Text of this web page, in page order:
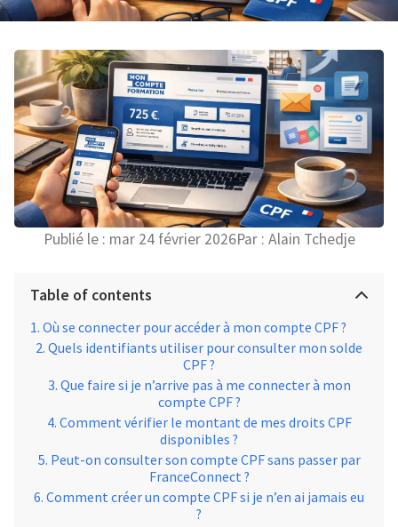
Publié le : mar 24 février 2026Par : Alain Tchedje
Table of contents
Où se connecter pour accéder à mon compte CPF ?
Quels identifiants utiliser pour consulter mon solde
CPF ?
Que faire si je n’arrive pas à me connecter à mon
compte CPF ?
Comment vérifier le montant de mes droits CPF
disponibles ?
Peut-on consulter son compte CPF sans passer par
FranceConnect ?
Comment créer un compte CPF si je n’en ai jamais eu
?